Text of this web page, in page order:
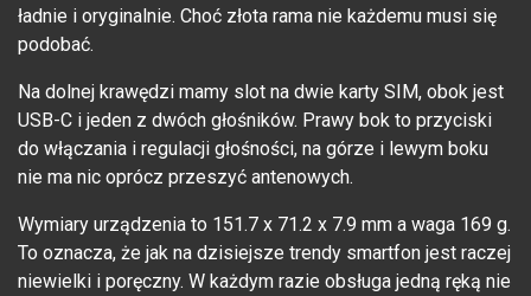
ładnie i oryginalnie. Choć złota rama nie każdemu musi się
podobać.
Na dolnej krawędzi mamy slot na dwie karty SIM, obok jest
USB-C i jeden z dwóch głośników. Prawy bok to przyciski
do włączania i regulacji głośności, na górze i lewym boku
nie ma nic oprócz przeszyć antenowych.
Wymiary urządzenia to 151.7 x 71.2 x 7.9 mm a waga 169 g.
To oznacza, że jak na dzisiejsze trendy smartfon jest raczej
niewielki i poręczny. W każdym razie obsługa jedną ręką nie